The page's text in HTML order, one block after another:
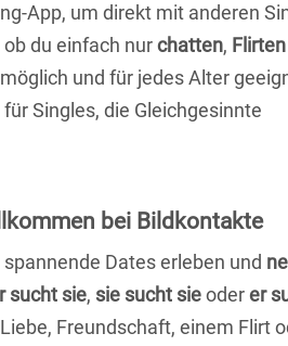
App, um direkt mit anderen
du einfach nurchatten, Flirten
und für jedes Alter
Singles, die Gleichgesinnte
bei Bildkontakte
spannende Dates erleben und
sucht sie, sie sucht sieoderer
Freundschaft, einem Flirt